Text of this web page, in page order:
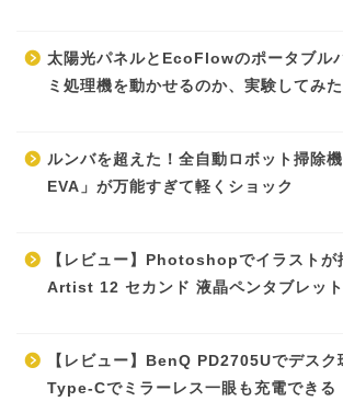
太陽光パネルとEcoFlowのポータブル
ミ処理機を動かせるのか、実験してみた
ルンバを超えた！全自動ロボット掃除
EVA」が万能すぎて軽くショック
【レビュー】Photoshopでイラストが
Artist 12 セカンド 液晶ペンタブレット
【レビュー】BenQ PD2705Uでデス
Type-Cでミラーレス一眼も充電できる